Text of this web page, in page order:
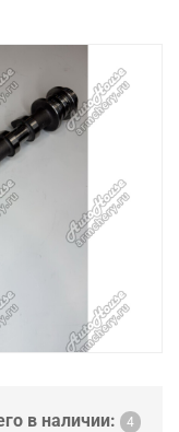
в наличии: 4